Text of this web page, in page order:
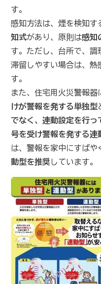
す。
感知方法は、煙を検知す
知式があり、原則は感知
す。ただし、台所で、
滞留しやすい場合は、熱
す。
また、住宅用火災警報器
けが警報を発する単独型
でなく、連動設定を行
号を受け警報を発する連
は、警報を家中にすばや
動型を推奨しています。